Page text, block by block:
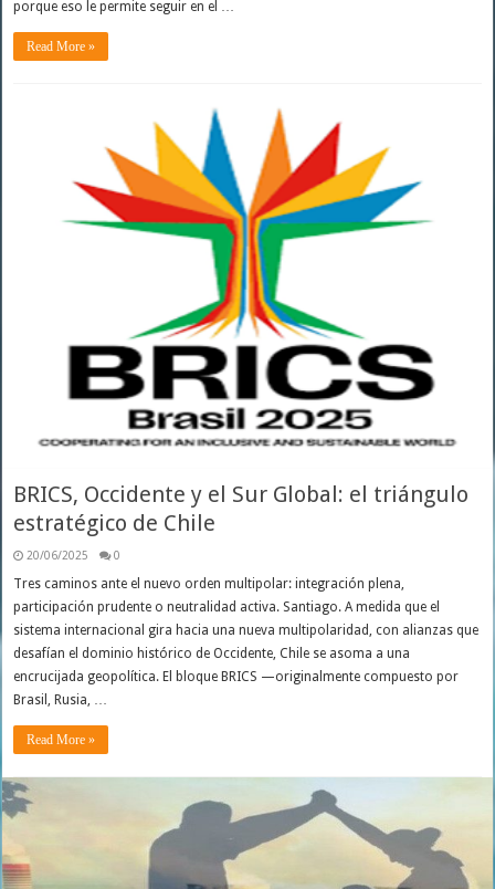
porque eso le permite seguir en el …
Read More »
BRICS, Occidente y el Sur Global: el triángulo
estratégico de Chile
20/06/2025 0
Tres caminos ante el nuevo orden multipolar: integración plena,
participación prudente o neutralidad activa. Santiago. A medida que el
sistema internacional gira hacia una nueva multipolaridad, con alianzas que
desafían el dominio histórico de Occidente, Chile se asoma a una
encrucijada geopolítica. El bloque BRICS —originalmente compuesto por
Brasil, Rusia, …
Read More »